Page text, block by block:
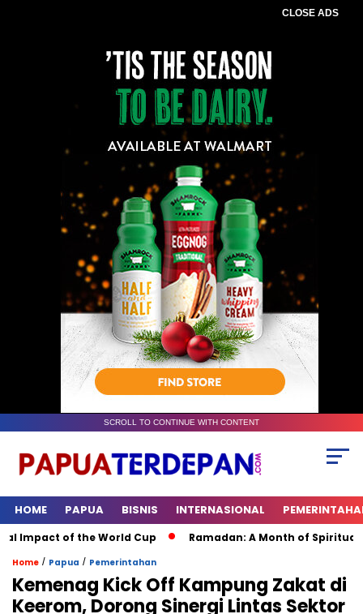
CLOSE ADS
SCROLL TO CONTINUE WITH CONTENT
HOME PAPUA BISNIS INTERNASIONAL
of the World Cup Ramadan: A Month of Spiritual
Home / Papua / Pemerintahan
Kemenag Kick Off Kampung Zakat di
Keerom, Dorong Sinergi Lintas Sektor